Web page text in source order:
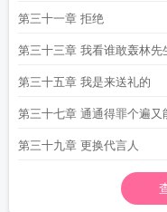
第三十一章 拒绝
第三十三章 我看谁敢轰林先
第三十五章 我是来送礼的
第三十七章 通通得罪个遍又
了什么大章节
第三十九章 更换代言人